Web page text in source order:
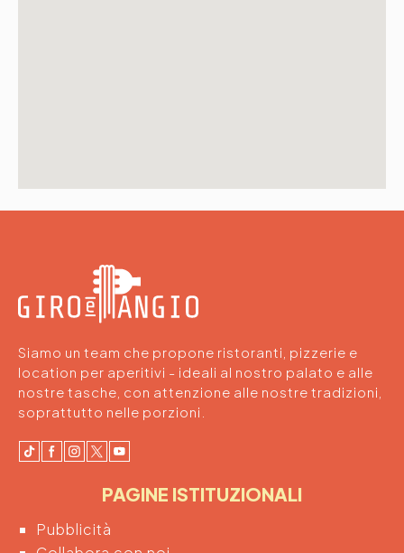
Siamo un team che propone ristoranti, pizzerie e
location per aperitivi - ideali al nostro palato e alle
nostre tasche, con attenzione alle nostre tradizioni,
soprattutto nelle porzioni.
PAGINE ISTITUZIONALI
Pubblicità